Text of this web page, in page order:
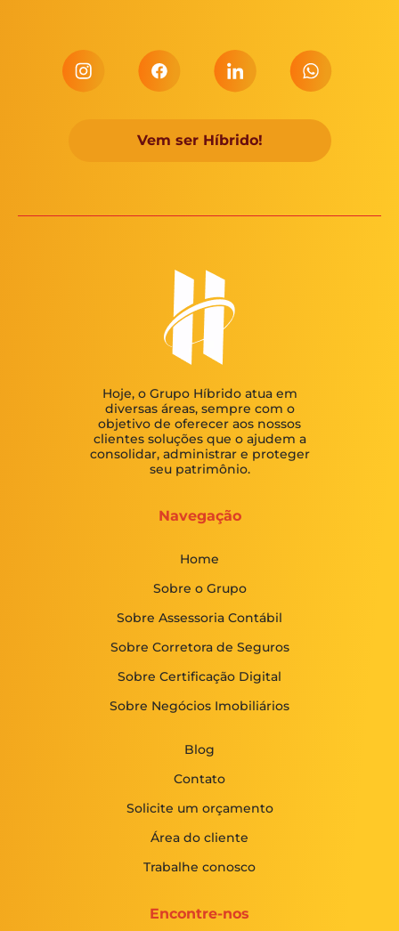
Vem ser Híbrido!
Hoje, o Grupo Híbrido atua em
diversas áreas, sempre com o
objetivo de oferecer aos nossos
clientes soluções que o ajudem a
consolidar, administrar e proteger
seu patrimônio.
Navegação
Home
Sobre o Grupo
Sobre Assessoria Contábil
Sobre Corretora de Seguros
Sobre Certificação Digital
Sobre Negócios Imobiliários
Blog
Contato
Solicite um orçamento
Área do cliente
Trabalhe conosco
Encontre-nos